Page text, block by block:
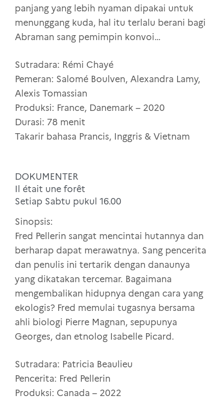
panjang yang lebih nyaman dipakai untuk
menunggang kuda, hal itu terlalu berani bagi
Abraman sang pemimpin konvoi…
Sutradara: Rémi Chayé
Pemeran: Salomé Boulven, Alexandra Lamy,
Alexis Tomassian
Produksi: France, Danemark – 2020
Durasi: 78 menit
Takarir bahasa Prancis, Inggris & Vietnam
DOKUMENTER
Il était une forêt
Setiap Sabtu pukul 16.00
Sinopsis:
Fred Pellerin sangat mencintai hutannya dan
berharap dapat merawatnya. Sang pencerita
dan penulis ini tertarik dengan danaunya
yang dikatakan tercemar. Bagaimana
mengembalikan hidupnya dengan cara yang
ekologis? Fred memulai tugasnya bersama
ahli biologi Pierre Magnan, sepupunya
Georges, dan etnolog Isabelle Picard.
Sutradara: Patricia Beaulieu
Pencerita: Fred Pellerin
Produksi: Canada – 2022